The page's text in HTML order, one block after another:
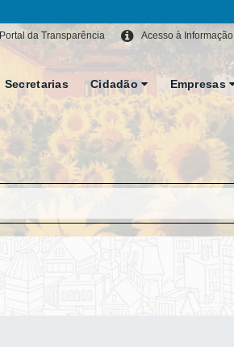
Acesso à Informação
Portal da Transparência
Secretarias Cidadão Empresas